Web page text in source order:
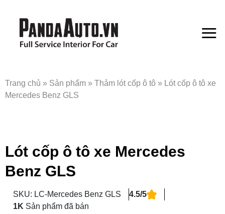
Trang chủ » Sản phẩm » Thảm lót cốp ô tô » Lót cốp ô tô xe
Mercedes Benz GLS
Lót cốp ô tô xe Mercedes
Benz GLS
SKU: LC-Mercedes Benz GLS
4.5/5
1K Sản phẩm đã bán